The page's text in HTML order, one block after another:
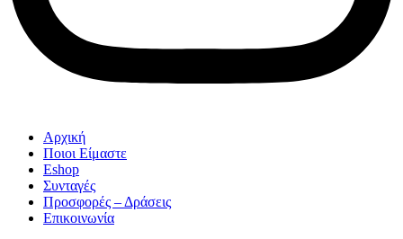
Αρχική
Ποιοι Είμαστε
Eshop
Συνταγές
Προσφορές – Δράσεις
Επικοινωνία